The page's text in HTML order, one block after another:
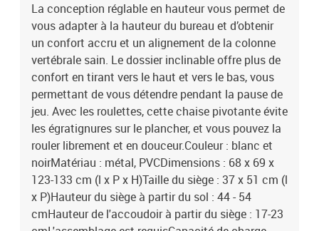
La conception réglable en hauteur vous permet de
vous adapter à la hauteur du bureau et d’obtenir
un confort accru et un alignement de la colonne
vertébrale sain. Le dossier inclinable offre plus de
confort en tirant vers le haut et vers le bas, vous
permettant de vous détendre pendant la pause de
jeu. Avec les roulettes, cette chaise pivotante évite
les égratignures sur le plancher, et vous pouvez la
rouler librement et en douceur.Couleur : blanc et
noirMatériau : métal, PVCDimensions : 68 x 69 x
123-133 cm (l x P x H)Taille du siège : 37 x 51 cm (l
x P)Hauteur du siège à partir du sol : 44 - 54
cmHauteur de l'accoudoir à partir du siège : 17-23